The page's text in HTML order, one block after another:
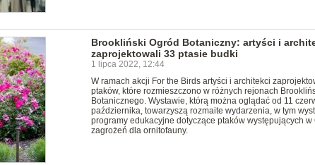
Brookliński Ogród Botaniczny: artyści i
zaprojektowali 33 ptasie budki
1 lipca 2022, 12:44
W ramach akcji For the Birds artyści i architekci
ptaków, które rozmieszczono w różnych rejonach
Botanicznego. Wystawie, którą można oglądać od 11
października, towarzyszą rozmaite wydarzenia, w tym
programy edukacyjne dotyczące ptaków występujących w
zagrożeń dla ornitofauny.